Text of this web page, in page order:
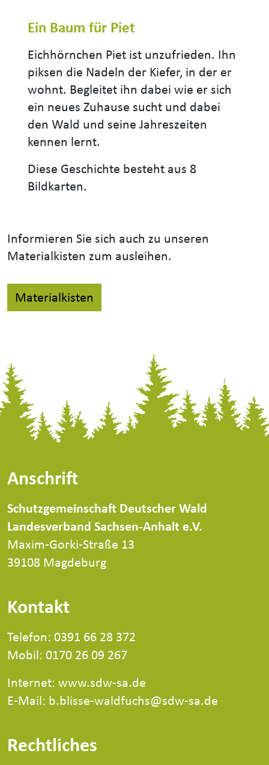
Ein Baum für Piet
Eichhörnchen Piet ist unzufrieden. Ihn
piksen die Nadeln der Kiefer, in der er
wohnt. Begleitet ihn dabei wie er sich
ein neues Zuhause sucht und dabei
den Wald und seine Jahreszeiten
kennen lernt.
Diese Geschichte besteht aus 8
Bildkarten.
Informieren Sie sich auch zu unseren
Materialkisten zum ausleihen.
Materialkisten
Anschrift
Schutzgemeinschaft Deutscher Wald
Landesverband Sachsen-Anhalt e.V.
Maxim-Gorki-Straße 13
39108 Magdeburg
Kontakt
Telefon: 0391 66 28 372
Mobil: 0170 26 09 267
Internet: www.sdw-sa.de
E-Mail: b.blisse-waldfuchs@sdw-sa.de
Rechtliches